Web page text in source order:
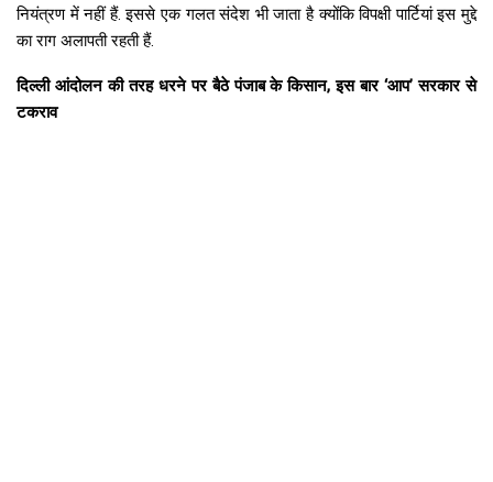
नियंत्रण में नहीं हैं. इससे एक गलत संदेश भी जाता है क्योंकि विपक्षी पार्टियां इस मुद्दे
का राग अलापती रहती हैं.
दिल्ली आंदोलन की तरह धरने पर बैठे पंजाब के किसान, इस बार ‘आप’ सरकार से
टकराव